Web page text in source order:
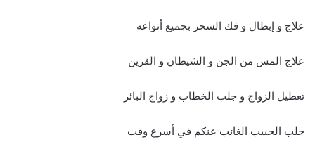
علاج و إبطال و فك السحر بجميع أنواعه
علاج المس من الجن و الشيطان و القرين
تعطيل الزواج و جلب الخطاب و زواج البائر
جلب الحبيب الغائب عنكم في أسرع وقت